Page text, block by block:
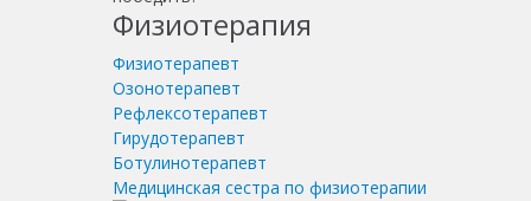
Физиотерапия
Физиотерапевт
Озонотерапевт
Рефлексотерапевт
Гирудотерапевт
Ботулинотерапевт
Медицинская сестра по физиотерапии